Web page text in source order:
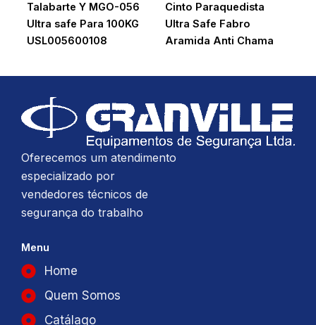
Talabarte Y MGO-056
Ultra safe Para 100KG
USL005600108
Cinto Paraquedista
Ultra Safe Fabro
Aramida Anti Chama
Oferecemos um atendimento
especializado por
vendedores técnicos de
segurança do trabalho
Menu
Home
Quem Somos
Catálago